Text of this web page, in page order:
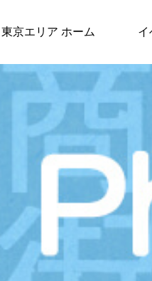
東京エリア ホーム イ